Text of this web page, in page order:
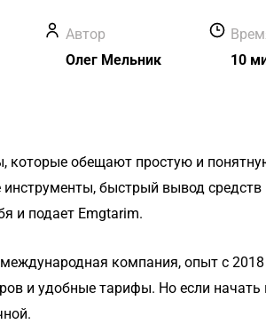
Автор
Олег Мельник
10
которые обещают простую и
быстрый вывод средств
и подает Emgtarim.
компания, опыт с
и удобные тарифы. Но если начать